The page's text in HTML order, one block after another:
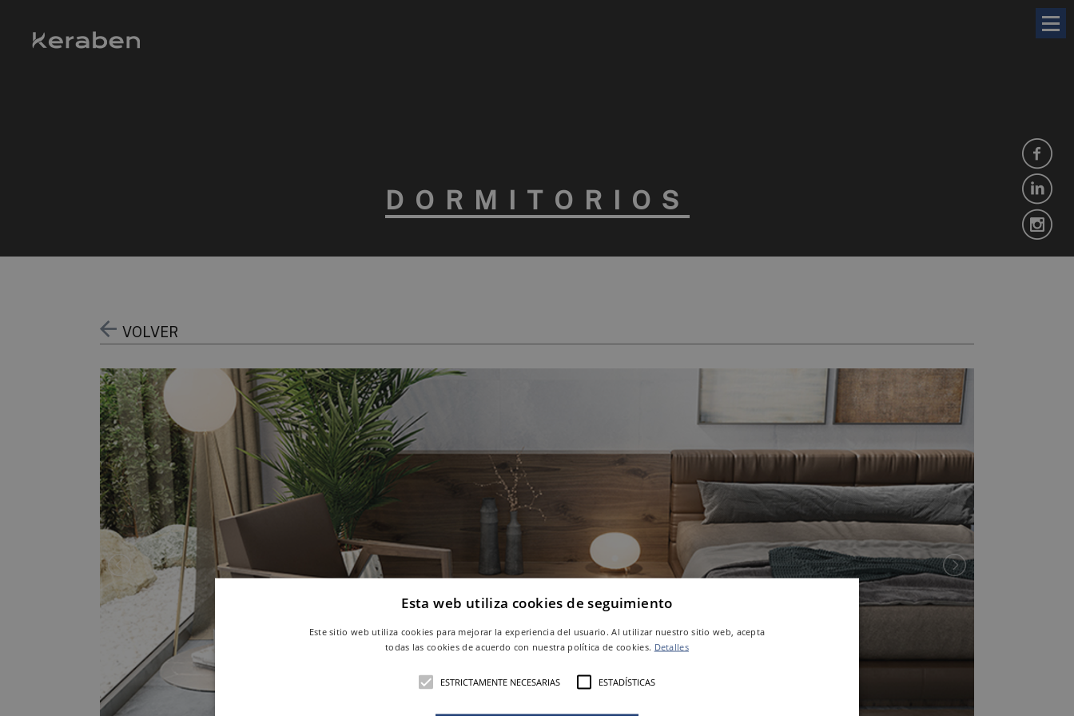
DORMITORIOS
VOLVER
Esta web utiliza cookies de seguimiento
Este sitio web utiliza cookies para mejorar la experiencia del usuario. Al utilizar nuestro sitio web, acepta
todas las cookies de acuerdo con nuestra política de cookies. Detalles
ESTRICTAMENTE NECESARIAS ESTADÍSTICAS